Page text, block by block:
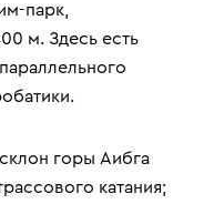
парк,
м. Здесь есть
горы Аибга
катания;